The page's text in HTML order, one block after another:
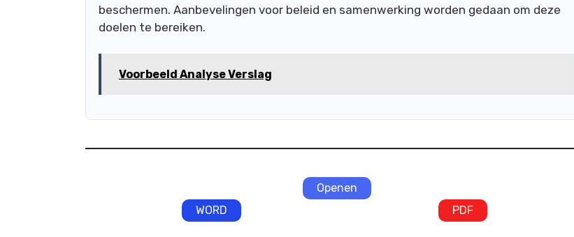
beschermen. Aanbevelingen voor beleid en samenwerking worden gedaan om deze
doelen te bereiken.
Voorbeeld Analyse Verslag
Openen
WORD
PDF